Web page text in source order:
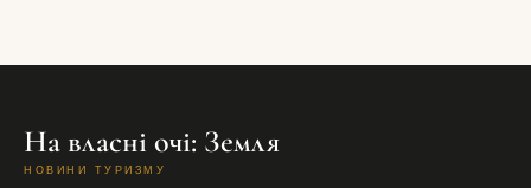
На власні очі: Земля
НОВИНИ ТУРИЗМУ